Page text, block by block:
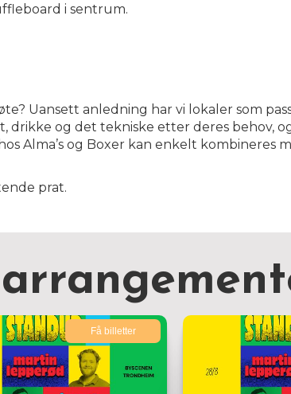
i sentrum.
Uansett anledning har vi lokaler som
drikke og det tekniske etter deres behov,
Alma’s og Boxer kan enkelt kombineres
prat.
Få billetter